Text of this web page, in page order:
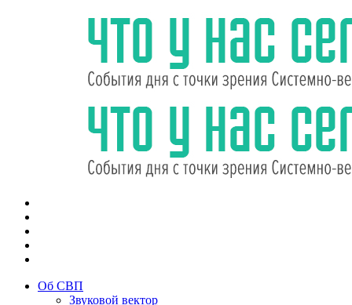
Об СВП
Звуковой вектор